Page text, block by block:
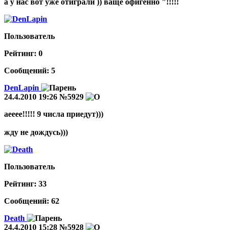
а у нас вот уже отиграли )) ваще офигенно "!!!!!
Пользователь
Рейтинг: 0
Сообщений: 5
DenLapin
24.4.2010 19:26 №5929
аееее!!!!! 9 числа приедут)))
жду не дождусь)))
Пользователь
Рейтинг: 33
Сообщений: 62
Death
24.4.2010 15:28 №5928